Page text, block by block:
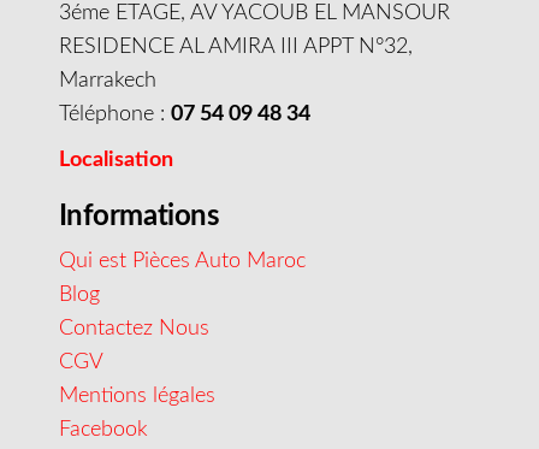
3éme ETAGE, AV YACOUB EL MANSOUR
RESIDENCE AL AMIRA III APPT N°32,
Marrakech
Téléphone : 07 54 09 48 34
Localisation
Informations
Qui est Pièces Auto Maroc
Blog
Contactez Nous
CGV
Mentions légales
Facebook